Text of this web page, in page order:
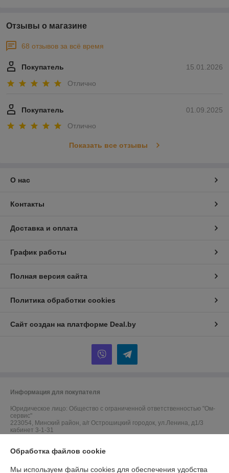
Отзывы о магазине
68 отзывов за всё время
15.01.2026
Покупатель
Отлично
01.09.2025
Покупатель
Отлично
Показать все отзывы
О нас
Контакты
Доставка и оплата
График работы
Полная версия сайта
Политика обработки cookies
Сайт создан на платформе Deal.by
Информация для покупателя
Юридическое лицо: Общество с ограниченной ответственностью "Ом-
сервис"
223054, Минский район, а/г Острошицкий городок, ул.Ленина, д1/3
кабинет 3-1-31
Обработка файлов cookie
Мы используем файлы cookies для обеспечения удобства